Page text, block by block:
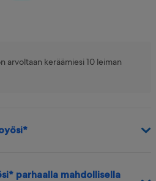
arvoltaan keräämiesi 10 leiman
parhaalla mahdollisella